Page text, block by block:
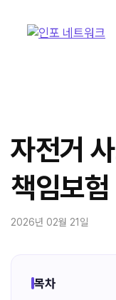
자전거
책임보
2026년 02월 21일
목차